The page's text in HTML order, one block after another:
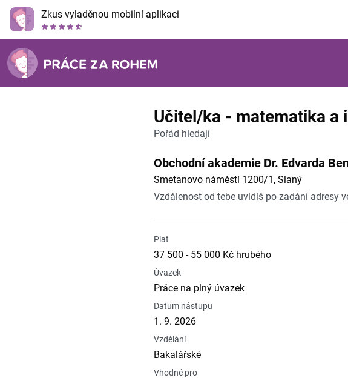
Zkus vyladěnou mobilní aplikaci
Učitel/ka - matematika
Pořád hledají
Obchodní akademie Dr. Edvarda
Smetanovo náměstí 1200/1, Slaný
Vzdálenost od tebe uvidíš po zadání adresy
Plat
37 500 - 55 000 Kč hrubého
Úvazek
Práce na plný úvazek
Datum nástupu
1. 9. 2026
Vzdělání
Bakalářské
Vhodné pro